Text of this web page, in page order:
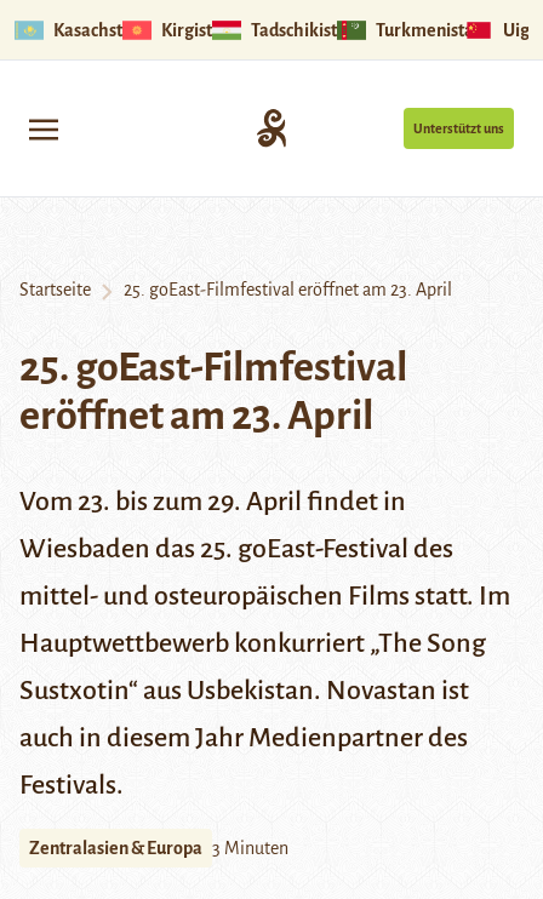
Kasachstan Kirgistan Tadschikistan Turkmenistan
Unterstützt uns
Startseite 25. goEast-Filmfestival eröffnet am 23. April
25. goEast-Filmfestival
eröffnet am 23. April
Vom 23. bis zum 29. April findet in
Wiesbaden das 25. goEast-Festival des
mittel- und osteuropäischen Films statt. Im
Hauptwettbewerb konkurriert „The Song
Sustxotin“ aus Usbekistan. Novastan ist
auch in diesem Jahr Medienpartner des
Festivals.
Zentralasien & Europa 3 Minuten